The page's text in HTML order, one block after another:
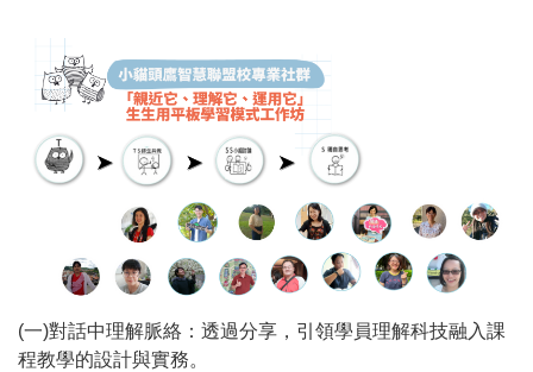
(一)對話中理解脈絡：透過分享，引領學員理解科技融入課
程教學的設計與實務。